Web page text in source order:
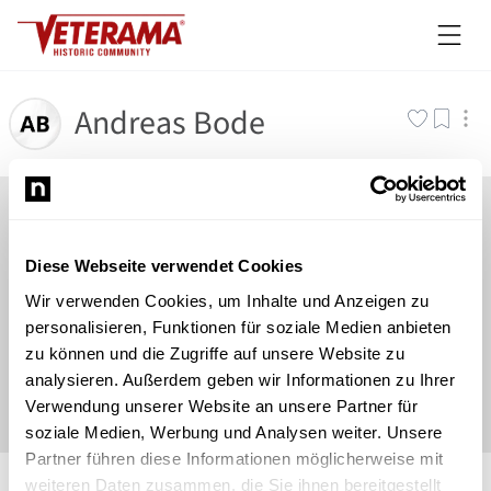
Diese Webseite verwendet Cookies
Wir verwenden Cookies, um Inhalte und Anzeigen zu
personalisieren, Funktionen für soziale Medien anbieten
zu können und die Zugriffe auf unsere Website zu
analysieren. Außerdem geben wir Informationen zu Ihrer
Verwendung unserer Website an unsere Partner für
soziale Medien, Werbung und Analysen weiter. Unsere
Partner führen diese Informationen möglicherweise mit
weiteren Daten zusammen, die Sie ihnen bereitgestellt
Andreas Bode
©Newsload/System